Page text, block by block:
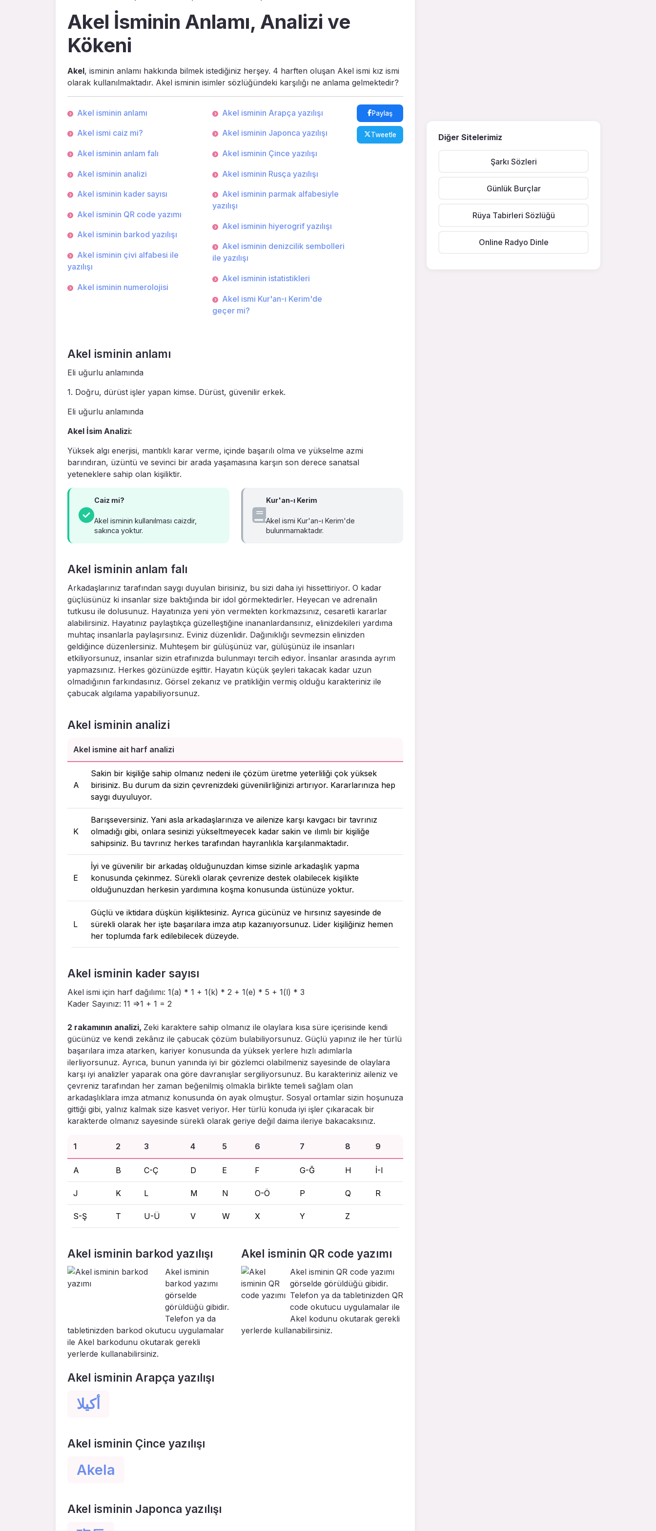
Akel İsminin Anlamı, Analizi ve
Kökeni
Akel, isminin anlamı hakkında bilmek istediğiniz herşey. 4 harften oluşan Akel ismi kız ismi
olarak kullanılmaktadır. Akel isminin isimler sözlüğündeki karşılığı ne anlama gelmektedir?
Akel isminin anlamı
Akel ismi caiz mi?
Akel isminin anlam falı
Akel isminin analizi
Akel isminin kader sayısı
Akel isminin QR code yazımı
Akel isminin barkod yazılışı
Akel isminin çivi alfabesi ile
yazılışı
Akel isminin numerolojisi
Akel isminin Arapça yazılışı
Akel isminin Japonca yazılışı
Akel isminin Çince yazılışı
Akel isminin Rusça yazılışı
Akel isminin parmak alfabesiyle
yazılışı
Akel isminin hiyerogrif yazılışı
Akel isminin denizcilik sembolleri
ile yazılışı
Akel isminin istatistikleri
Akel ismi Kur'an-ı Kerim'de
geçer mi?
Paylaş
Tweetle
Akel isminin anlamı
Eli uğurlu anlamında
1. Doğru, dürüst iş­ler yapan kimse. Dürüst, güvenilir er­kek.
Eli uğurlu anlamında
Akel İsim Analizi:
Yüksek algı enerjisi, mantıklı karar verme, içinde başarılı olma ve yükselme azmi
barındıran, üzüntü ve sevinci bir arada yaşamasına karşın son derece sanatsal
yeteneklere sahip olan kişiliktir.
Caiz mi?
Akel isminin kullanılması caizdir,
sakınca yoktur.
Kur'an-ı Kerim
Akel ismi Kur'an-ı Kerim'de
bulunmamaktadır.
Akel isminin anlam falı
Arkadaşlarınız tarafından saygı duyulan birisiniz, bu sizi daha iyi hissettiriyor. O kadar
güçlüsünüz ki insanlar size baktığında bir idol görmektedirler. Heyecan ve adrenalin
tutkusu ile dolusunuz. Hayatınıza yeni yön vermekten korkmazsınız, cesaretli kararlar
alabilirsiniz. Hayatınız paylaştıkça güzelleştiğine inananlardansınız, elinizdekileri yardıma
muhtaç insanlarla paylaşırsınız. Eviniz düzenlidir. Dağınıklığı sevmezsin elinizden
geldiğince düzenlersiniz. Muhteşem bir gülüşünüz var, gülüşünüz ile insanları
etkiliyorsunuz, insanlar sizin etrafınızda bulunmayı tercih ediyor. İnsanlar arasında ayrım
yapmazsınız. Herkes gözünüzde eşittir. Hayatın küçük şeyleri takacak kadar uzun
olmadığının farkındasınız. Görsel zekanız ve pratikliğin vermiş olduğu karakteriniz ile
çabucak algılama yapabiliyorsunuz.
Akel isminin analizi
Akel ismine ait harf analizi
A
Sakin bir kişiliğe sahip olmanız nedeni ile çözüm üretme yeterliliği çok yüksek
birisiniz. Bu durum da sizin çevrenizdeki güvenilirliğinizi artırıyor. Kararlarınıza hep
saygı duyuluyor.
K
Barışseversiniz. Yani asla arkadaşlarınıza ve ailenize karşı kavgacı bir tavrınız
olmadığı gibi, onlara sesinizi yükseltmeyecek kadar sakin ve ılımlı bir kişiliğe
sahipsiniz. Bu tavrınız herkes tarafından hayranlıkla karşılanmaktadır.
E
İyi ve güvenilir bir arkadaş olduğunuzdan kimse sizinle arkadaşlık yapma
konusunda çekinmez. Sürekli olarak çevrenize destek olabilecek kişilikte
olduğunuzdan herkesin yardımına koşma konusunda üstünüze yoktur.
L
Güçlü ve iktidara düşkün kişiliktesiniz. Ayrıca gücünüz ve hırsınız sayesinde de
sürekli olarak her işte başarılara imza atıp kazanıyorsunuz. Lider kişiliğiniz hemen
her toplumda fark edilebilecek düzeyde.
Akel isminin kader sayısı
Akel ismi için harf dağılımı: 1(a) * 1 + 1(k) * 2 + 1(e) * 5 + 1(l) * 3
Kader Sayınız: 11 =>1 + 1 = 2
2 rakamının analizi, Zeki karaktere sahip olmanız ile olaylara kısa süre içerisinde kendi
gücünüz ve kendi zekânız ile çabucak çözüm bulabiliyorsunuz. Güçlü yapınız ile her türlü
başarılara imza atarken, kariyer konusunda da yüksek yerlere hızlı adımlarla
ilerliyorsunuz. Ayrıca, bunun yanında iyi bir gözlemci olabilmeniz sayesinde de olaylara
karşı iyi analizler yaparak ona göre davranışlar sergiliyorsunuz. Bu karakteriniz aileniz ve
çevreniz tarafından her zaman beğenilmiş olmakla birlikte temeli sağlam olan
arkadaşlıklara imza atmanız konusunda ön ayak olmuştur. Sosyal ortamlar sizin hoşunuza
gittiği gibi, yalnız kalmak size kasvet veriyor. Her türlü konuda iyi işler çıkaracak bir
karakterde olmanız sayesinde sürekli olarak geriye değil daima ileriye bakacaksınız.
1 2 3 4 5 6 7 8 9
A B C-Ç D E F G-Ğ H İ-I
J K L M N O-Ö P Q R
S-Ş T U-Ü V W X Y Z
Akel isminin barkod yazılışı
Akel isminin
barkod yazımı
görselde
görüldüğü gibidir.
Telefon ya da
tabletinizden barkod okutucu uygulamalar
ile Akel barkodunu okutarak gerekli
yerlerde kullanabilirsiniz.
Akel isminin QR code yazımı
Akel isminin QR code yazımı
görselde görüldüğü gibidir.
Telefon ya da tabletinizden QR
code okutucu uygulamalar ile
Akel kodunu okutarak gerekli
yerlerde kullanabilirsiniz.
Akel isminin Arapça yazılışı
أكيلا
Akel isminin Çince yazılışı
Akela
Akel isminin Japonca yazılışı
Diğer Sitelerimiz
Şarkı Sözleri
Günlük Burçlar
Rüya Tabirleri Sözlüğü
Online Radyo Dinle